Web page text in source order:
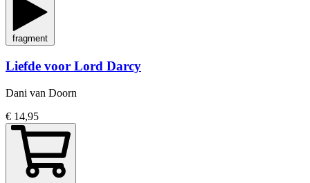
fragment
Liefde voor Lord Darcy
Dani van Doorn
€ 14,95